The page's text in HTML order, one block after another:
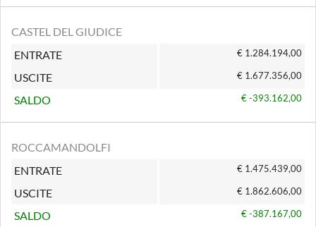
CASTEL DEL GIUDICE
ENTRATE
€ 1.284.194,00
USCITE € 1.677.356,00
SALDO € -393.162,00
ROCCAMANDOLFI
ENTRATE
€ 1.475.439,00
USCITE € 1.862.606,00
SALDO € -387.167,00